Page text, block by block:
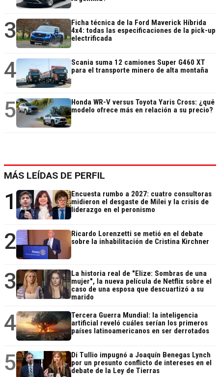
3
Ficha técnica de la Ford Maverick Híbrida
4x4: todas las especificaciones de la pick-up
electrificada
4
Scania suma 12 camiones Super G460 XT
para el transporte minero de alta montaña
5
Honda WR-V versus Toyota Yaris Cross: ¿qué
modelo ofrece más en relación a su precio?
MÁS LEÍDAS DE PERFIL
1
Encuesta rumbo a 2027: cuatro consultoras
midieron el desgaste de Milei y la crisis de
liderazgo en el peronismo
2
Ricardo Lorenzetti se metió en el debate
sobre la inhabilitación de Cristina Kirchner
3
La historia real de "Elize: Sombras de una
mujer", la nueva película de Netflix sobre el
caso de una esposa que descuartizó a su
marido
4
Tercera Guerra Mundial: la inteligencia
artificial reveló cuáles serían los primeros
países latinoamericanos en ser derrotados
5
Di Tullio impugnó a Joaquín Benegas Lynch
por un presunto conflicto de intereses en el
debate de la Ley de Tierras